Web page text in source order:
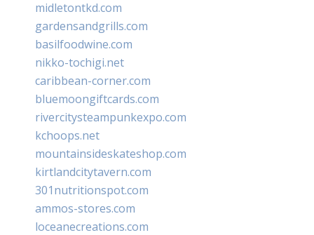
midletontkd.com
gardensandgrills.com
basilfoodwine.com
nikko-tochigi.net
caribbean-corner.com
bluemoongiftcards.com
rivercitysteampunkexpo.com
kchoops.net
mountainsideskateshop.com
kirtlandcitytavern.com
301nutritionspot.com
ammos-stores.com
loceanecreations.com